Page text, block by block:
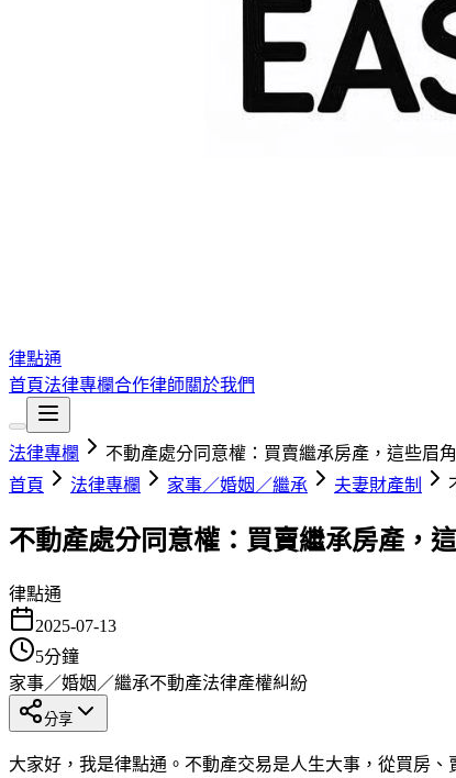
律點通
首頁法律專欄合作律師關於我們
法律專欄
不動產處分同意權：買賣繼承房產，這些眉
首頁
法律專欄 家事／婚姻／繼承 夫妻財產制
不動產處分同意權：買賣繼承房產，
律點通
2025-07-13
5分鐘
家事／婚姻／繼承不動產法律產權糾紛
分享
大家好，我是律點通。不動產交易是人生大事，從買房